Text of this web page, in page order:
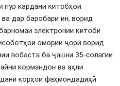
пур кардани китобҳои
дар баробари ин, ворид
электронии китоби
омории ҷорӣ ворид
вобаста ба ҷашни 35-солагии
кормандон ва аҳли
корҳои фаҳмондадиҳӣ